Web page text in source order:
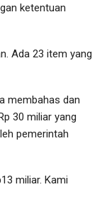
ketentuan
Ada 23 item yang
membahas dan
30 miliar yang
pemerintah
miliar. Kami